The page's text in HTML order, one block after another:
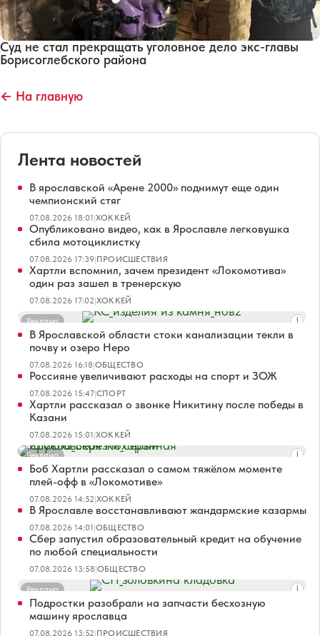
Суд не стал прекращать уголовное дело экс-главы
Борисоглебского района
← На главную
Лента новостей
В ярославской «Арене 2000» поднимут еще один
чемпионский стяг
07.08.2026 18:01|ХОККЕЙ
Опубликовано видео, как в Ярославле легковушка
сбила мотоциклистку
07.08.2026 17:39|ПРОИСШЕСТВИЯ
Хартли вспомнил, зачем президент «Локомотива»
один раз зашел в тренерскую
07.08.2026 17:02|ХОККЕЙ
Реклама
В Ярославской области стоки канализации текли в
почву и озеро Неро
07.08.2026 16:18|ОБЩЕСТВО
Россияне увеличивают расходы на спорт и ЗОЖ
07.08.2026 15:47|СПОРТ
Хартли рассказал о звонке Никитину после победы в
Казани
07.08.2026 15:01|ХОККЕЙ
Реклама
Боб Хартли рассказал о самом тяжёлом моменте
плей-офф в «Локомотиве»
07.08.2026 14:52|ХОККЕЙ
В Ярославле восстанавливают жандармские казармы
07.08.2026 14:01|ОБЩЕСТВО
Сбер запустил образовательный кредит на обучение
по любой специальности
07.08.2026 13:58|ОБЩЕСТВО
Реклама
Подростки разобрали на запчасти бесхозную
машину ярославца
07.08.2026 13:52|ПРОИСШЕСТВИЯ